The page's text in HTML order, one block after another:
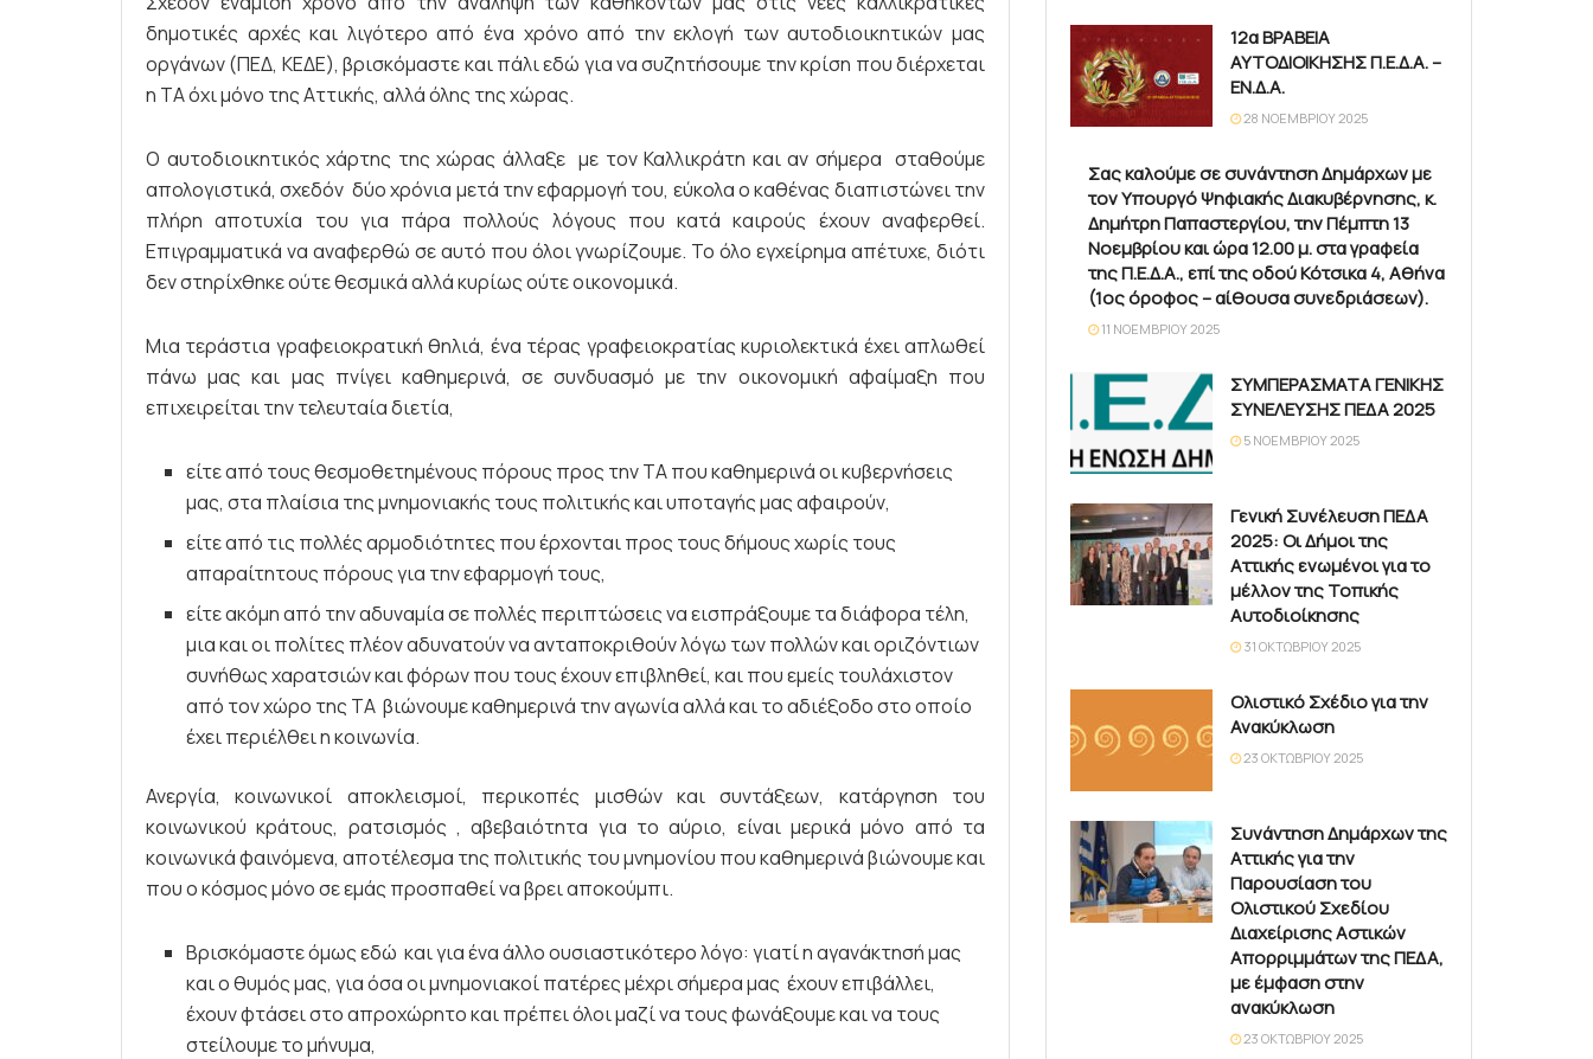
δημοτικές αρχές και λιγότερο από ένα χρόνο από την εκλογή των αυτοδιοικητικών μας
οργάνων (ΠΕΔ, ΚΕΔΕ), βρισκόμαστε και πάλι εδώ για να συζητήσουμε την κρίση που διέρχεται
η ΤΑ όχι μόνο της Αττικής, αλλά όλης της χώρας.
Ο αυτοδιοικητικός χάρτης της χώρας άλλαξε με τον Καλλικράτη και αν σήμερα σταθούμε
απολογιστικά, σχεδόν δύο χρόνια μετά την εφαρμογή του, εύκολα ο καθένας διαπιστώνει την
πλήρη αποτυχία του για πάρα πολλούς λόγους που κατά καιρούς έχουν αναφερθεί.
Επιγραμματικά να αναφερθώ σε αυτό που όλοι γνωρίζουμε. Το όλο εγχείρημα απέτυχε, διότι
δεν στηρίχθηκε ούτε θεσμικά αλλά κυρίως ούτε οικονομικά.
Μια τεράστια γραφειοκρατική θηλιά, ένα τέρας γραφειοκρατίας κυριολεκτικά έχει απλωθεί
πάνω μας και μας πνίγει καθημερινά, σε συνδυασμό με την οικονομική αφαίμαξη που
επιχειρείται την τελευταία διετία,
είτε από τους θεσμοθετημένους πόρους προς την ΤΑ που καθημερινά οι κυβερνήσεις
μας, στα πλαίσια της μνημονιακής τους πολιτικής και υποταγής μας αφαιρούν,
είτε από τις πολλές αρμοδιότητες που έρχονται προς τους δήμους χωρίς τους
απαραίτητους πόρους για την εφαρμογή τους,
είτε ακόμη από την αδυναμία σε πολλές περιπτώσεις να εισπράξουμε τα διάφορα τέλη,
μια και οι πολίτες πλέον αδυνατούν να ανταποκριθούν λόγω των πολλών και οριζόντιων
συνήθως χαρατσιών και φόρων που τους έχουν επιβληθεί, και που εμείς τουλάχιστον
από τον χώρο της ΤΑ βιώνουμε καθημερινά την αγωνία αλλά και το αδιέξοδο στο οποίο
έχει περιέλθει η κοινωνία.
Ανεργία, κοινωνικοί αποκλεισμοί, περικοπές μισθών και συντάξεων, κατάργηση του
κοινωνικού κράτους, ρατσισμός , αβεβαιότητα για το αύριο, είναι μερικά μόνο από τα
κοινωνικά φαινόμενα, αποτέλεσμα της πολιτικής του μνημονίου που καθημερινά βιώνουμε και
που ο κόσμος μόνο σε εμάς προσπαθεί να βρει αποκούμπι.
Βρισκόμαστε όμως εδώ και για ένα άλλο ουσιαστικότερο λόγο: γιατί η αγανάκτησή μας
και ο θυμός μας, για όσα οι μνημονιακοί πατέρες μέχρι σήμερα μας έχουν επιβάλλει,
έχουν φτάσει στο απροχώρητο και πρέπει όλοι μαζί να τους φωνάξουμε και να τους
στείλουμε το μήνυμα,
12α ΒΡΑΒΕΙΑ
ΑΥΤΟΔΙΟΙΚΗΣΗΣ Π.Ε.Δ.Α. –
ΕΝ.Δ.Α.
28 ΝΟΕΜΒΡΊΟΥ 2025
Σας καλούμε σε συνάντηση Δημάρχων με
τον Υπουργό Ψηφιακής Διακυβέρνησης, κ.
Δημήτρη Παπαστεργίου, την Πέμπτη 13
Νοεμβρίου και ώρα 12.00 μ. στα γραφεία
της Π.Ε.Δ.Α., επί της οδού Κότσικα 4, Αθήνα
(1ος όροφος – αίθουσα συνεδριάσεων).
11 ΝΟΕΜΒΡΊΟΥ 2025
ΣΥΜΠΕΡΑΣΜΑΤΑ ΓΕΝΙΚΗΣ
ΣΥΝΕΛΕΥΣΗΣ ΠΕΔΑ 2025
5 ΝΟΕΜΒΡΊΟΥ 2025
Γενική Συνέλευση ΠΕΔΑ
2025: Οι Δήμοι της
Αττικής ενωμένοι για το
μέλλον της Τοπικής
Αυτοδιοίκησης
31 ΟΚΤΩΒΡΊΟΥ 2025
Ολιστικό Σχέδιο για την
Ανακύκλωση
23 ΟΚΤΩΒΡΊΟΥ 2025
Συνάντηση Δημάρχων της
Αττικής για την
Παρουσίαση του
Ολιστικού Σχεδίου
Διαχείρισης Αστικών
Απορριμμάτων της ΠΕΔΑ,
με έμφαση στην
ανακύκλωση
23 ΟΚΤΩΒΡΊΟΥ 2025